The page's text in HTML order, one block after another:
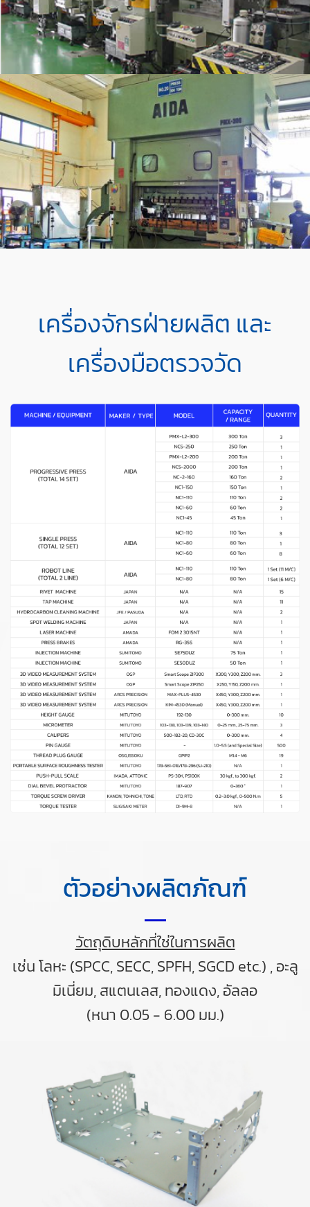
เครื่องจักรฝ่ายผลิต และ
เครื่องมือตรวจวัด
ตัวอย่างผลิตภัณฑ์
วัตถุดิบหลักที่ใช่ในการผลิต
เช่น โลหะ (SPCC, SECC, SPFH, SGCD etc.) , อะลู
มิเนี่ยม, สแตนเลส, ทองแดง, อัลลอ
(หนา 0.05 - 6.00 มม.)